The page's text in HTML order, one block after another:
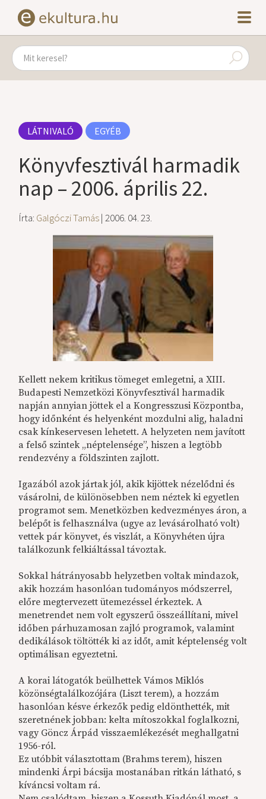
LÁTNIVALÓ EGYÉB
Könyvfesztivál harmadik
nap – 2006. április 22.
Írta: Galgóczi Tamás| 2006. 04. 23.
Kellett nekem kritikus tömeget emlegetni, a XIII.
Budapesti Nemzetközi Könyvfesztivál harmadik
napján annyian jöttek el a Kongresszusi Központba,
hogy időnként és helyenként mozdulni alig, haladni
csak kínkeservesen lehetett. A helyzeten nem javított
a felső szintek „néptelensége”, hiszen a legtöbb
rendezvény a földszinten zajlott.
Igazából azok jártak jól, akik kijöttek nézelődni és
vásárolni, de különösebben nem néztek ki egyetlen
programot sem. Menetközben kedvezményes áron, a
belépőt is felhasználva (ugye az levásárolható volt)
vettek pár könyvet, és viszlát, a Könyvhéten újra
találkozunk felkiáltással távoztak.
Sokkal hátrányosabb helyzetben voltak mindazok,
akik hozzám hasonlóan tudományos módszerrel,
előre megtervezett ütemezéssel érkeztek. A
menetrendet nem volt egyszerű összeállítani, mivel
időben párhuzamosan zajló programok, valamint
dedikálások töltötték ki az időt, amit képtelenség volt
optimálisan egyeztetni.
A korai látogatók beülhettek Vámos Miklós
közönségtalálkozójára (Liszt terem), a hozzám
hasonlóan késve érkezők pedig eldönthették, mit
szeretnének jobban: kelta mítoszokkal foglalkozni,
vagy Göncz Árpád visszaemlékezését meghallgatni
1956-ról.
Ez utóbbit választottam (Brahms terem), hiszen
mindenki Árpi bácsija mostanában ritkán látható, s
kíváncsi voltam rá.